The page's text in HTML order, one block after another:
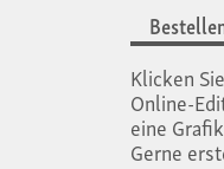
Klicken
Online-
eine
Gerne